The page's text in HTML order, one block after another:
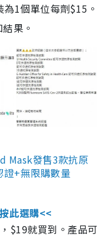
1個單位每劑$15。
果。
Mask發售3款抗原
+無限購數量
此選購<<
$19就買到。產品可